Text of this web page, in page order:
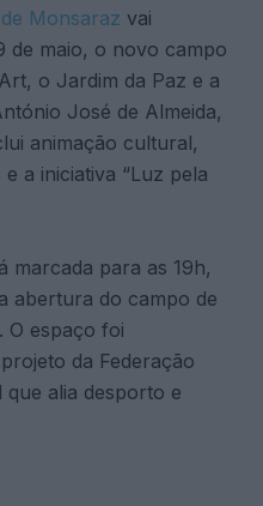
Monsaraz vai
de maio, o novo campo
o Jardim da Paz e a
José de Almeida,
animação cultural,
a iniciativa “Luz pela
marcada para as 19h,
abertura do campo de
O espaço foi
da Federação
que alia desporto e